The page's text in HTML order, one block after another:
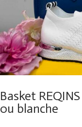
Basket
ou blanche